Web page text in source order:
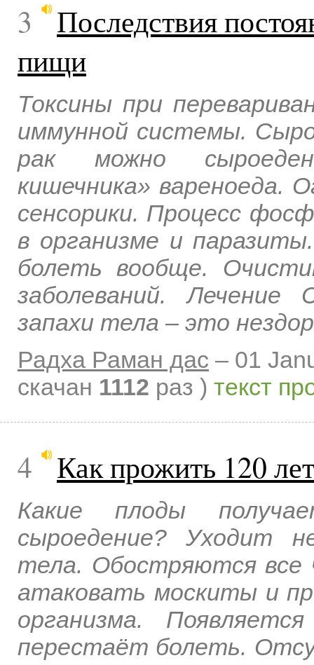
3
Последствия
пищи
Токсины при
иммунной системы.
рак можно
кишечника» вареноеда.
сенсорики. Процесс
в организме и
болеть вообще.
заболеваний.
запахи тела – это
Радха Раман дас – 01
скачан 1112 раз ) текст
4 Как прожить 120
Какие плоды
сыроедение? Уходит
тела. Обостряются все
атаковать москиты и
организма.
перестаёт болеть.